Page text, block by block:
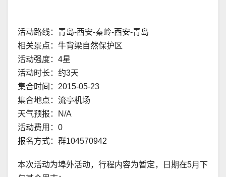
活动路线：青岛-西安-秦岭-西安-青岛
相关景点：牛背梁自然保护区
活动强度：4星
活动时长：约3天
集合时间：2015-05-23
集合地点：流亭机场
天气预报：N/A
活动费用：0
报名方式：群104570942
本次活动为埠外活动，行程内容为暂定，日期在5月下